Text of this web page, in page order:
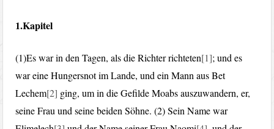
1.Kapitel
(1)Es war in den Tagen, als die Richter richteten[1]; und es
war eine Hungersnot im Lande, und ein Mann aus Bet
Lechem[2] ging, um in die Gefilde Moabs auszuwandern, er,
seine Frau und seine beiden Söhne. (2) Sein Name war